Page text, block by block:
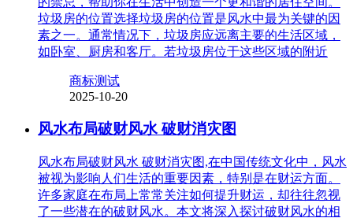
垃圾房的位置选择垃圾房的位置是风水中最为关键的因
素之一。通常情况下，垃圾房应远离主要的生活区域，
如卧室、厨房和客厅。若垃圾房位于这些区域的附近
商标测试
2025-10-20
风水布局破财风水 破财消灾图
风水布局破财风水 破财消灾图,在中国传统文化中，风水
被视为影响人们生活的重要因素，特别是在财运方面。
许多家庭在布局上常常关注如何提升财运，却往往忽视
了一些潜在的破财风水。本文将深入探讨破财风水的相